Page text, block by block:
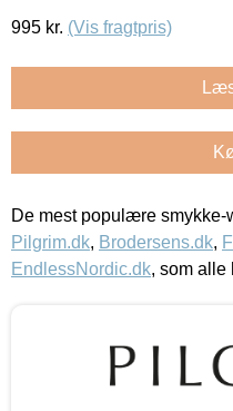
995 kr. (Vis fragtpris)
De mest populære
Pilgrim.dk, Brodersens.dk,
EndlessNordic.dk, som alle